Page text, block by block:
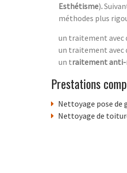
Esthétisme).
méthodes plus
un traitement avec
un traitement avec
un traitement anti-
Prestations
Nettoyage pose de
Nettoyage de